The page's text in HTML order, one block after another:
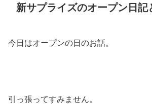
新サプライズのオープン日記
今日はオープンの日のお話。
引っ張ってすみません。